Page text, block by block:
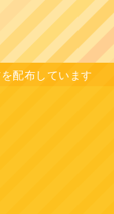
配布しています